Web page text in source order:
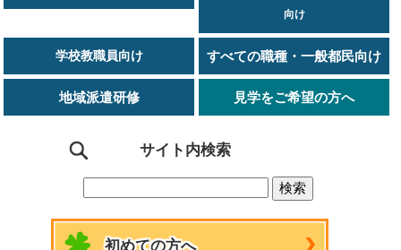
向け
学校教職員向け すべての職種・一般都民向け
地域派遣研修 見学をご希望の方へ
サイト内検索
初めての方へ